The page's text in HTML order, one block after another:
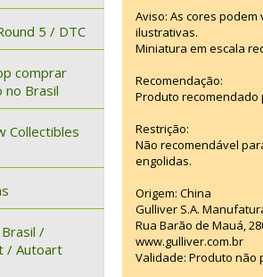
5 / DTC
comprar
no Brasil
Collectibles
/
/ Autoart
Aviso: As cores
ilustrativas.
Miniatura em escala
Recomendação:
Produto recomendado
Restrição:
Não recomendável
engolidas.
Origem: China
Gulliver S.A.
Rua Barão de Mauá,
www.gulliver.com.br
Validade: Produto não